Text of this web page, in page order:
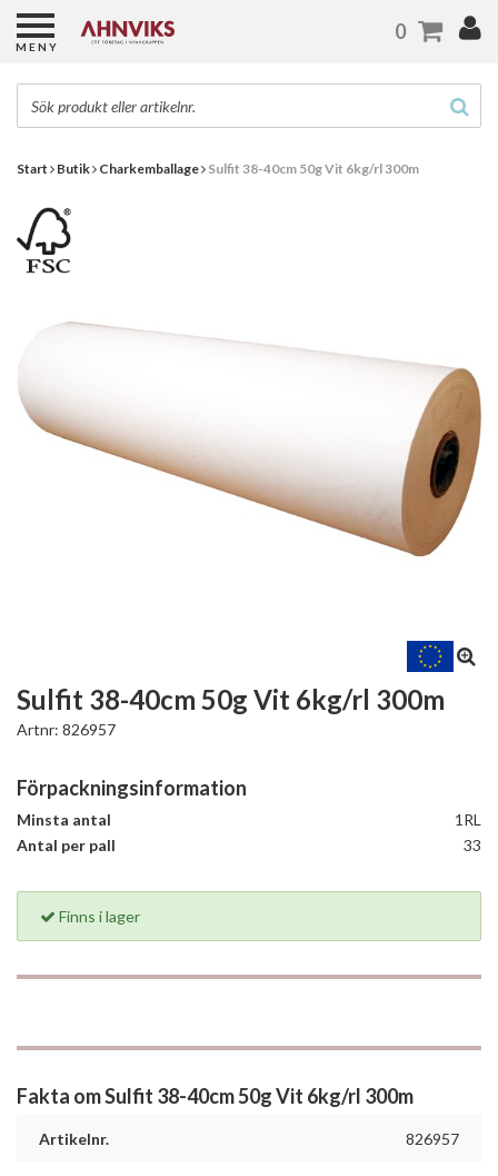
Start Butik Charkemballage Sulfit 38-40cm 50g Vit 6kg/rl 300m
Sulfit 38-40cm 50g Vit 6kg/rl 300m
Artnr: 826957
Förpackningsinformation
Minsta antal
1RL
Antal per pall
33
Finns i lager
Fakta om Sulfit 38-40cm 50g Vit 6kg/rl 300m
Artikelnr. 826957
MENY
0